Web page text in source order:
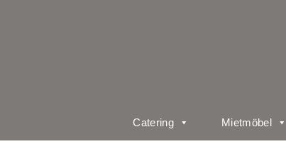
Catering Mietmöbel